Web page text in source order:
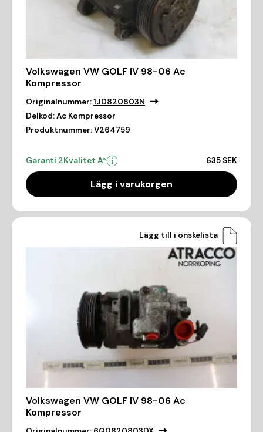
Volkswagen VW GOLF IV 98-06 Ac
Kompressor
Originalnummer:1J0820803N
Delkod:Ac Kompressor
Produktnummer:V264759
Garanti 2Kvalitet A* 635 SEK
Lägg i varukorgen
Lägg till i önskelista
Volkswagen VW GOLF IV 98-06 Ac
Kompressor